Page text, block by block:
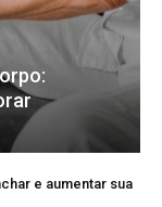
e aumentar sua